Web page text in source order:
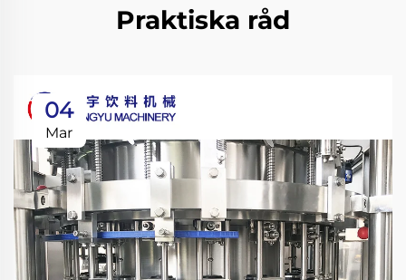
Praktiska råd
04
Mar